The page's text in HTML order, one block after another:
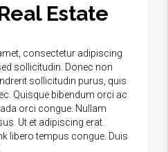
Estate
consectetur adipiscing
sollicitudin. Donec non
sollicitudin purus, quis
Quisque bibendum orci ac
orci congue. Nullam
Ut et adipiscing erat.
libero tempus congue. Duis